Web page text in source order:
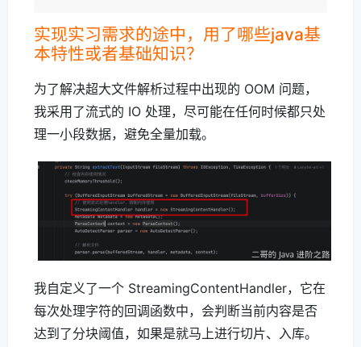
实现实习需求的途中，用了哪些java基
本特性或者基础知识？
为了解决超大文件解析过程中出现的 OOM 问题，
我采用了流式的 IO 处理，尽可能在任何时候都只处
理一小段数据，避免全量加载。
我自定义了一个 StreamingContentHandler，它在
每次处理字符的回调函数中，会判断当前内容是否
达到了分块阈值，如果是就马上进行切片、入库。